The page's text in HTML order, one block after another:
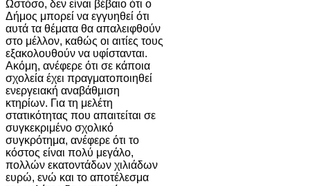
Ωστόσο, δεν είναι βέβαιο ότι ο
Δήμος μπορεί να εγγυηθεί ότι
αυτά τα θέματα θα απαλειφθούν
στο μέλλον, καθώς οι αιτίες τους
εξακολουθούν να υφίστανται.
Ακόμη, ανέφερε ότι σε κάποια
σχολεία έχει πραγματοποιηθεί
ενεργειακή αναβάθμιση
κτηρίων. Για τη μελέτη
στατικότητας που απαιτείται σε
συγκεκριμένο σχολικό
συγκρότημα, ανέφερε ότι το
κόστος είναι πολύ μεγάλο,
πολλών εκατοντάδων χιλιάδων
ευρώ, ενώ και το αποτέλεσμα